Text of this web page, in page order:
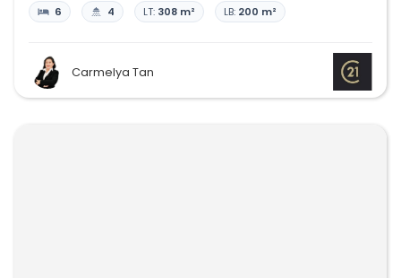
6 4 LT: 308 m² LB: 200 m²
Carmelya Tan